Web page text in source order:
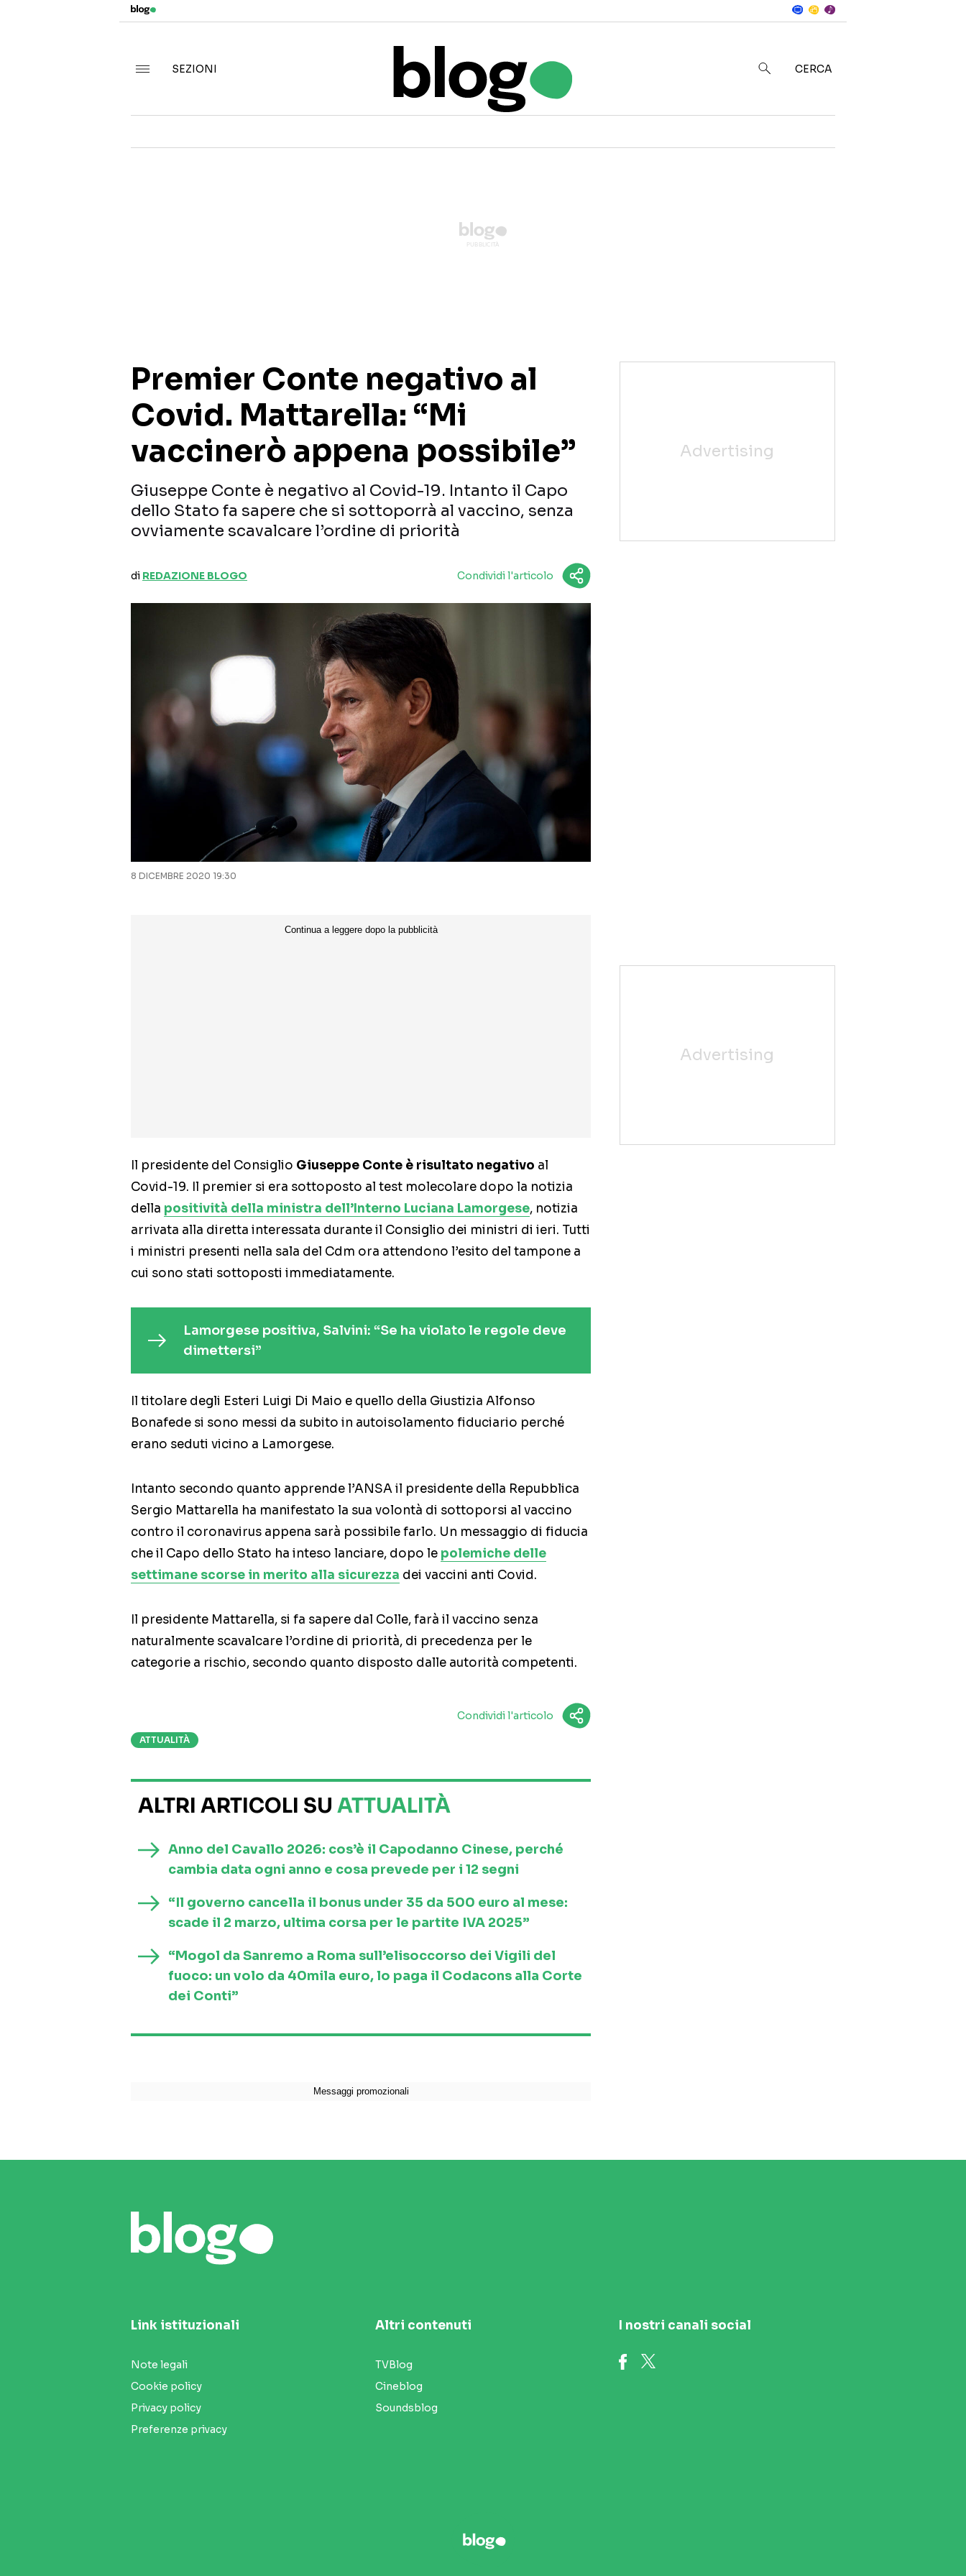
SEZIONI
CERCA
Premier Conte negativo al
Covid. Mattarella: “Mi
vaccinerò appena possibile”
Giuseppe Conte è negativo al Covid-19. Intanto il Capo
dello Stato fa sapere che si sottoporrà al vaccino, senza
ovviamente scavalcare l’ordine di priorità
di REDAZIONE BLOGO Condividi l'articolo
8 DICEMBRE 2020 19:30
Il presidente del Consiglio Giuseppe Conte è risultato negativo al
Covid-19. Il premier si era sottoposto al test molecolare dopo la notizia
della positività della ministra dell’Interno Luciana Lamorgese, notizia
arrivata alla diretta interessata durante il Consiglio dei ministri di ieri. Tutti
i ministri presenti nella sala del Cdm ora attendono l’esito del tampone a
cui sono stati sottoposti immediatamente.
Lamorgese positiva, Salvini: “Se ha violato le regole deve
dimettersi”
Il titolare degli Esteri Luigi Di Maio e quello della Giustizia Alfonso
Bonafede si sono messi da subito in autoisolamento fiduciario perché
erano seduti vicino a Lamorgese.
Intanto secondo quanto apprende l’ANSA il presidente della Repubblica
Sergio Mattarella ha manifestato la sua volontà di sottoporsi al vaccino
contro il coronavirus appena sarà possibile farlo. Un messaggio di fiducia
che il Capo dello Stato ha inteso lanciare, dopo le polemiche delle
settimane scorse in merito alla sicurezza dei vaccini anti Covid.
Il presidente Mattarella, si fa sapere dal Colle, farà il vaccino senza
naturalmente scavalcare l’ordine di priorità, di precedenza per le
categorie a rischio, secondo quanto disposto dalle autorità competenti.
Condividi l'articolo
ATTUALITÀ
ALTRI ARTICOLI SU ATTUALITÀ
Anno del Cavallo 2026: cos’è il Capodanno Cinese, perché
cambia data ogni anno e cosa prevede per i 12 segni
“Il governo cancella il bonus under 35 da 500 euro al mese:
scade il 2 marzo, ultima corsa per le partite IVA 2025”
“Mogol da Sanremo a Roma sull’elisoccorso dei Vigili del
fuoco: un volo da 40mila euro, lo paga il Codacons alla Corte
dei Conti”
Link istituzionali
Note legali
Cookie policy
Privacy policy
Preferenze privacy
Altri contenuti
TVBlog
Cineblog
Soundsblog
I nostri canali social